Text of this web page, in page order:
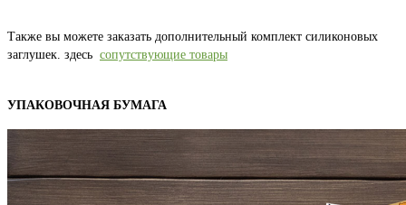
Также вы можете заказать дополнительный комплект силиконовых
заглушек. здесь сопутствующие товары
УПАКОВОЧНАЯ БУМАГА